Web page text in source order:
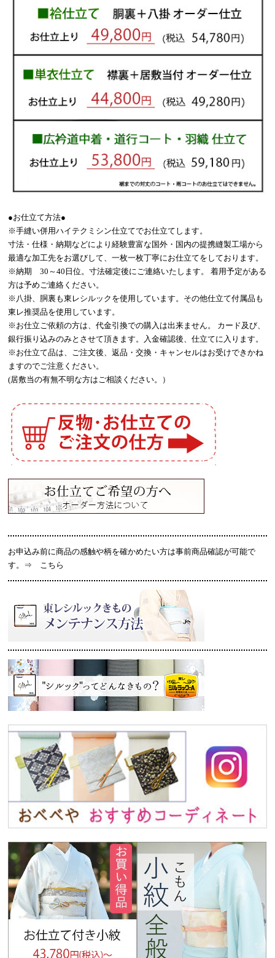
●お仕立て方法●
※手縫い併用ハイテクミシン仕立てでお仕立てします。
寸法・仕様・納期などにより経験豊富な国外・国内の提携縫製工場から
最適な加工先をお選びして、一枚一枚丁寧にお仕立てをしております。
※納期 30～40日位。寸法確定後にご連絡いたします。 着用予定がある
方は予めご連絡ください。
※八掛、胴裏も東レシルックを使用しています。その他仕立て付属品も
東レ推奨品を使用しています。
※お仕立ご依頼の方は、代金引換での購入は出来ません。 カード及び、
銀行振り込みのみとさせて頂きます。入金確認後、仕立てに入ります。
※お仕立て品は、ご注文後、返品・交換・キャンセルはお受けできかね
ますのでご注意ください。
(居敷当の有無不明な方はご相談ください。）
お申込み前に商品の感触や柄を確かめたい方は事前商品確認が可能で
す。⇒ こちら